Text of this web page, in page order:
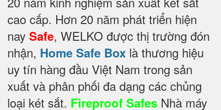
cao cấp. Hơn 20 năm phát triển hiện
nay Safe, WELKO được thị trường đón
nhận, Home Safe Box là thương hiệu
uy tín hàng đầu Việt Nam trong sản
xuất và phân phối đa dạng các chủng
loại két sắt. Fireproof Safes Nhà máy